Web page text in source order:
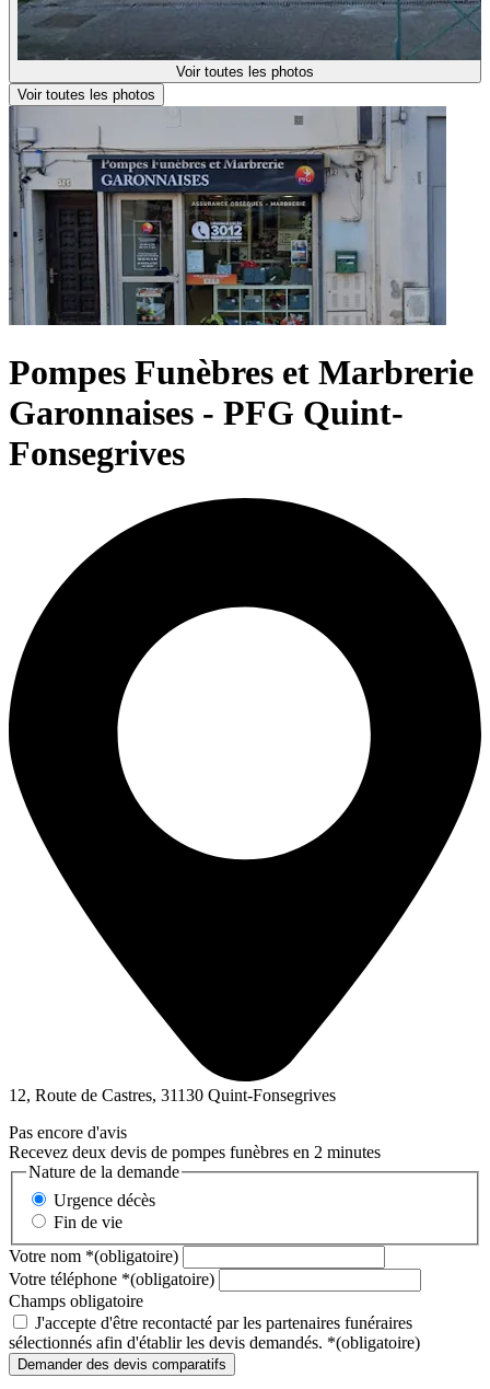
Voir toutes les photos
Voir toutes les photos
Pompes Funèbres et Marbrerie
Garonnaises - PFG Quint-
Fonsegrives
12, Route de Castres, 31130 Quint-Fonsegrives
Pas encore d'avis
Recevez deux devis de pompes funèbres en 2 minutes
Nature de la demande
Urgence décès
Fin de vie
Votre nom *(obligatoire)
Votre téléphone *(obligatoire)
Champs obligatoire
J'accepte d'être recontacté par les partenaires funéraires
sélectionnés afin d'établir les devis demandés. *(obligatoire)